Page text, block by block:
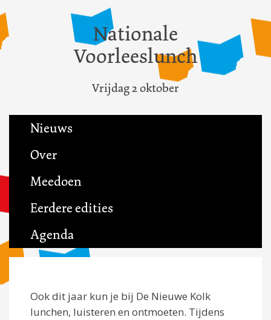
Nationale
Voorleeslunch
Vrijdag 2 oktober
Nieuws
Over
Meedoen
Eerdere edities
Agenda
Ook dit jaar kun je bij De Nieuwe Kolk
lunchen, luisteren en ontmoeten. Tijdens